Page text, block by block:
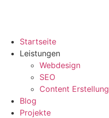
Startseite
Leistungen
Webdesign
SEO
Content Erstellung
Blog
Projekte